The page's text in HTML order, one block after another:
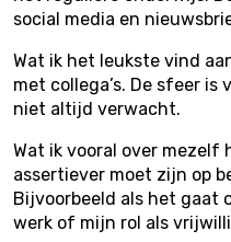
social media en
Wat ik het leukste vind
met collega’s. De sfeer is
niet altijd verwacht.
Wat ik vooral over mezelf
assertiever moet zijn op
Bijvoorbeeld als het gaat
werk of mijn rol als